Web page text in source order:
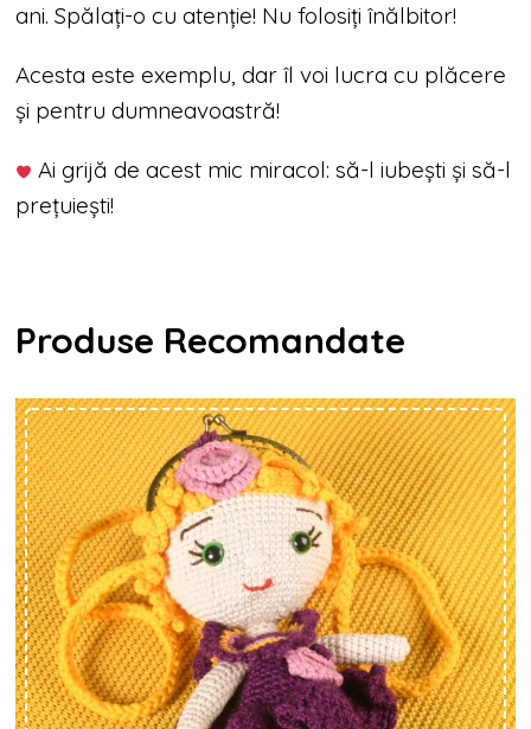
ani. Spălați-o cu atenție! Nu folosiți înălbitor!
Acesta este exemplu, dar îl voi lucra cu plăcere
și pentru dumneavoastră!
Ai grijă de acest mic miracol: să-l iubești și să-l
prețuiești!
Produse Recomandate